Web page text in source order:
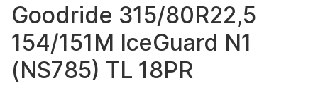
Goodride 315/80R22,5
154/151M IceGuard N1
(NS785) TL 18PR